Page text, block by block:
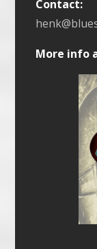
Contact:
More info